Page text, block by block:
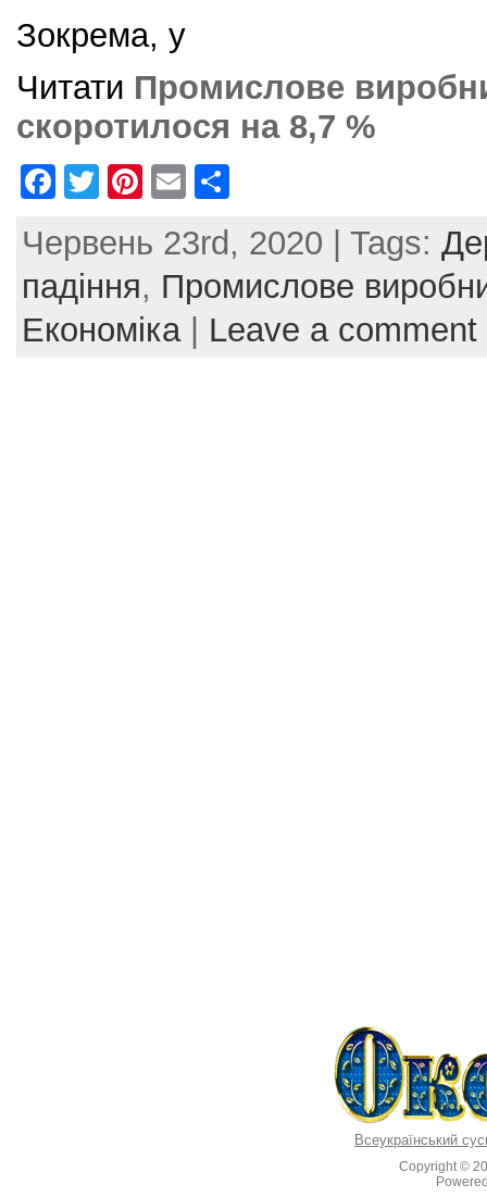
Зокрема, у
Читати Промислове
скоротилося на 8,7 %
F
c
e
b
T
itt
er
Pi
er
e
st
E
ai
l
ar
e
Червень 23rd, 2020 | Tags:
падіння, Промислове
Економіка| Leave a comment
Всеукраїнський
Copyright ©